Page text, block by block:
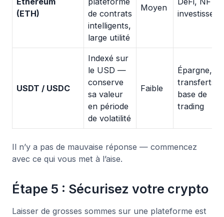
(ETH)
de contrats
intelligents,
large utilité
Moyen
USDT / USDC
Indexé sur
le USD —
conserve
sa valeur
en période
de volatilité
Faible
Épargne,
transferts,
base de
trading
Il n’y a pas de mauvaise réponse — commencez
avec ce qui vous met à l’aise.
Étape 5 : Sécurisez votre crypto
Laisser de grosses sommes sur une plateforme est